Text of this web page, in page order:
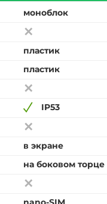
моноблок
пластик
пластик
IP53
в экране
на боковом торце